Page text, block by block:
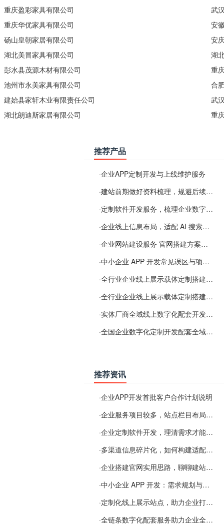
重庆盈彩家具有限公司
重庆华优家具有限公司
砀山皇朝家居有限公司
湖北美冒家具有限公司
彭水县茂源木材有限公司
池州市永美家具有限公司
建始县家轩木业有限责任公司
湖北朗迪斯家居有限公司
武
安
安
湖
重
合
武
重
推荐产品
·企业APP定制开发与上线维护服务
·建站前期做好资料梳理，规避后续各类使用难题
·定制软件开发服务，梳理企业数字化落地常见难点
·企业线上信息布局，适配 AI 搜索需要留意这些要点
·企业网站建设服务 官网搭建方案经验分享
·中小企业 APP 开发常见误区与项目规划实用经验
·全行业企业线上展示载体定制搭建服务
·全行业企业线上展示载体定制搭建服务
·实体厂商全域线上数字化配套开发与地域检索优化服务
·全国企业数字化定制开发配套全域搜索优化服务
推荐资讯
·企业APP开发首批客户合作计划说明
·企业服务项目较多，站点栏目布局规划参考思路
·企业定制软件开发，理清需求才能提升数字化落地效率
·多渠道信息碎片化，如何构建适配 AI 检索的品牌信息源
·企业搭建官网实用思路，聊聊建站容易忽视的问题
·中小企业 APP 开发：需求规划与项目落地避坑经验分享
·定制化线上展示站点，助力企业打通线上经营渠道
·全链条数字化配套服务助力企业全域线上经营